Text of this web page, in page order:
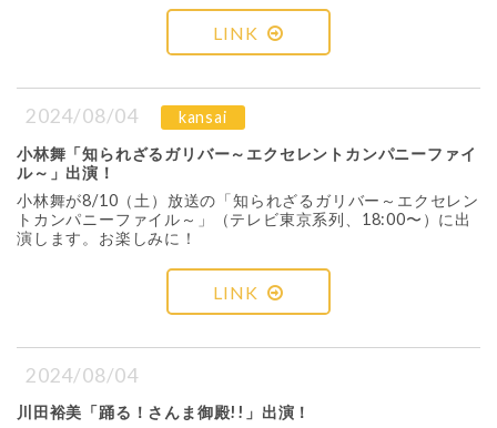
LINK
2024/08/04
kansai
小林舞「知られざるガリバー～エクセレントカンパニーファイ
ル～」出演！
小林舞が8/10（土）放送の「知られざるガリバー～エクセレン
トカンパニーファイル～」（テレビ東京系列、18:00〜）に出
演します。お楽しみに！
LINK
2024/08/04
川田裕美「踊る！さんま御殿!!」出演！